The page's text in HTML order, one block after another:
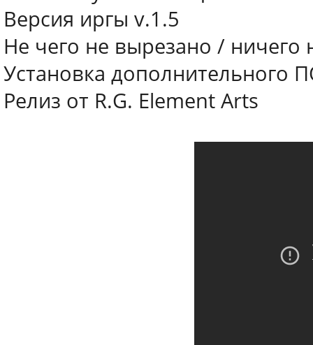
Версия иргы v.1.5
Не чего не вырезано / ничего
Установка дополнительного
Релиз от R.G. Element Arts